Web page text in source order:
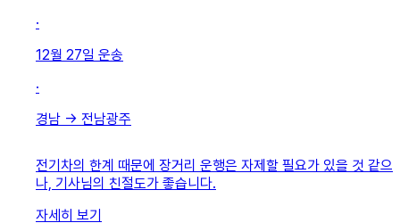
·
12월 27일 운송
·
경남 → 전남광주
전기차의 한계 때문에 장거리 운행은 자제할 필요가 있을 것 같으
나, 기사님의 친절도가 좋습니다.
자세히 보기